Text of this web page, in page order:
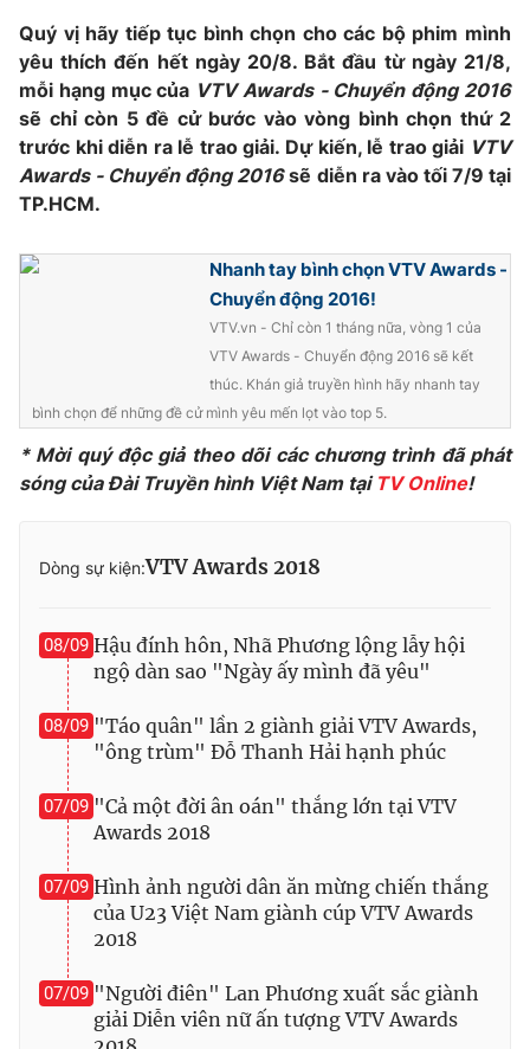
THỜI BÁO VTV
Theo dõi báo trên
Đài Truyền hình Việt Nam
Thời báo VTV
Giấy phép hoạt động báo in và báo điện tử số 483/GP-BTTTT
Tổng Biên tập:Vũ Thanh Thủy
Nguyễn Trọng Ninh
Tổng đài VTV:
024.38 355 931 - 024.38 355 932
Email:toasoan@vtv.vn
® Cấm sao chép dưới mọi hình thức nếu không có sự chấp
thuận bằng văn bản. Ghi rõ nguồn VTV.vn khi phát hành lại
thông tin từ website này.
Quý vị hãy tiếp tục bình chọn cho các bộ phim mình
yêu thích đến hết ngày 20/8. Bắt đầu từ ngày 21/8,
mỗi hạng mục của VTV Awards - Chuyển động 2016
sẽ chỉ còn 5 đề cử bước vào vòng bình chọn thứ 2
trước khi diễn ra lễ trao giải. Dự kiến, lễ trao giải VTV
Awards - Chuyển động 2016sẽ diễn ra vào tối 7/9 tại
TP.HCM.
Nhanh tay bình chọn VTV Awards -
Chuyển động 2016!
VTV.vn - Chỉ còn 1 tháng nữa, vòng 1 của
VTV Awards - Chuyển động 2016 sẽ kết
thúc. Khán giả truyền hình hãy nhanh tay
bình chọn để những đề cử mình yêu mến lọt vào top 5.
* Mời quý độc giả theo dõi các chương trình đã phát
sóng của Đài Truyền hình Việt Nam tại TV Online!
Dòng sự kiện:VTV Awards 2018
08/09 Hậu đính hôn, Nhã Phương lộng lẫy hội
ngộ dàn sao "Ngày ấy mình đã yêu"
08/09 "Táo quân" lần 2 giành giải VTV Awards,
"ông trùm" Đỗ Thanh Hải hạnh phúc
07/09 "Cả một đời ân oán" thắng lớn tại VTV
Awards 2018
07/09 Hình ảnh người dân ăn mừng chiến thắng
của U23 Việt Nam giành cúp VTV Awards
2018
07/09 "Người điên" Lan Phương xuất sắc giành
giải Diễn viên nữ ấn tượng VTV Awards